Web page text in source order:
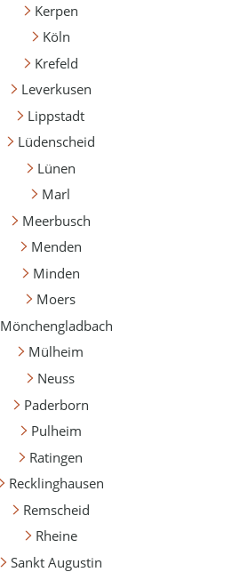
Kerpen
Köln
Krefeld
Leverkusen
Lippstadt
Lüdenscheid
Lünen
Marl
Meerbusch
Menden
Minden
Moers
Mönchengladbach
Mülheim
Neuss
Paderborn
Pulheim
Ratingen
Recklinghausen
Remscheid
Rheine
Sankt Augustin